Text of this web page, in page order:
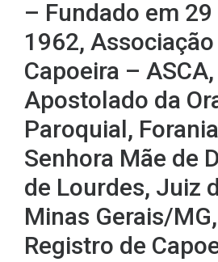
– Fundado em
1962,
Capoeira –
Apostolado da
Paroquial,
Senhora Mãe de
de Lourdes, Juiz
Minas Gerais/
Registro de